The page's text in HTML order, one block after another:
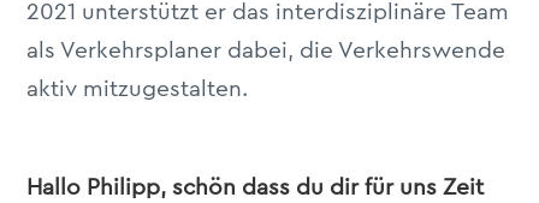
2021 unterstützt er das interdisziplinäre Team
als Verkehrsplaner dabei, die Verkehrswende
aktiv mitzugestalten.
Hallo Philipp, schön dass du dir für uns Zeit